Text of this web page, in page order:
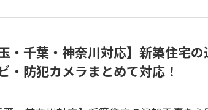
・千葉・神奈川対応】新築住宅
・防犯カメラまとめて対応！